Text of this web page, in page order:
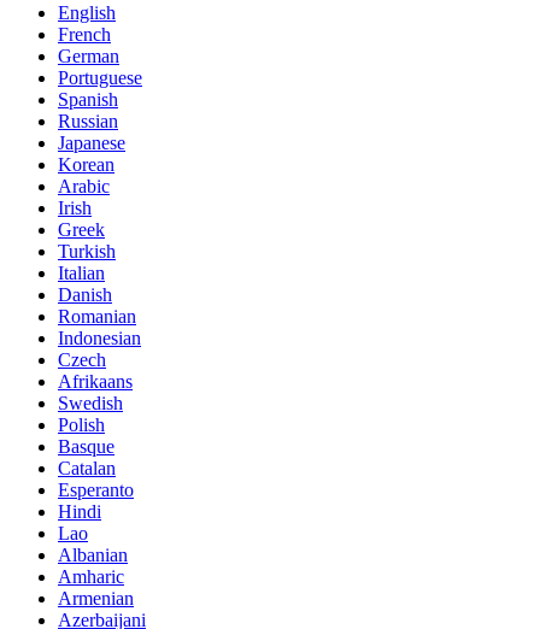
English
French
German
Portuguese
Spanish
Russian
Japanese
Korean
Arabic
Irish
Greek
Turkish
Italian
Danish
Romanian
Indonesian
Czech
Afrikaans
Swedish
Polish
Basque
Catalan
Esperanto
Hindi
Lao
Albanian
Amharic
Armenian
Azerbaijani